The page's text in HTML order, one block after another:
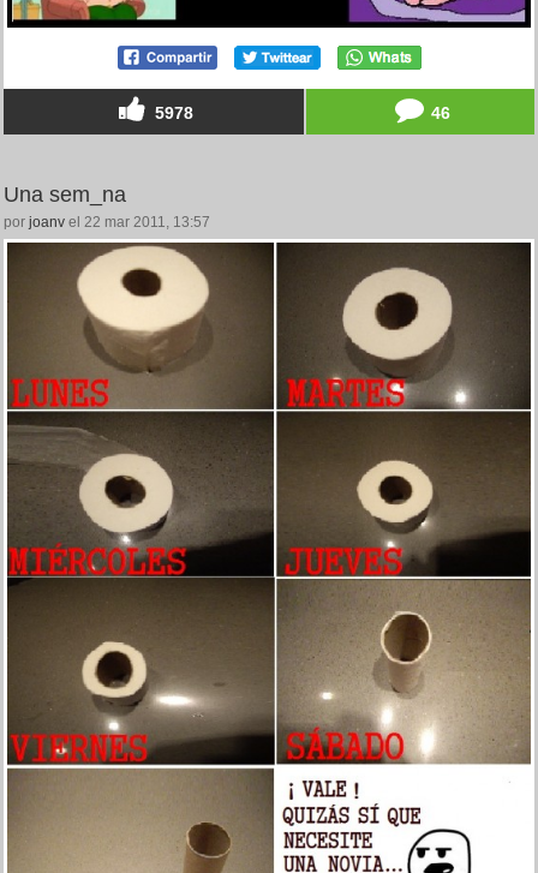
5978 46
Una sem_na
por joanv el 22 mar 2011, 13:57